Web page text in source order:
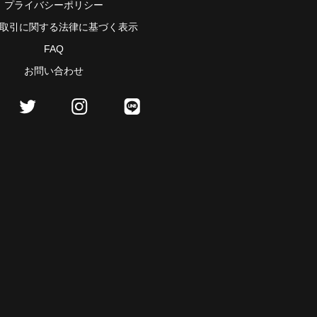
プライバシーポリシー
引に関する法律に基づく表示
FAQ
お問い合わせ